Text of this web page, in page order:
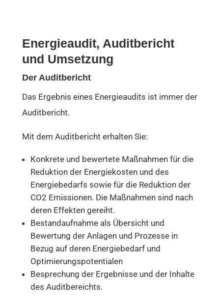
Energieaudit, Auditbericht
und Umsetzung
Der Auditbericht
Das Ergebnis eines Energieaudits ist immer der
Auditbericht.
Mit dem Auditbericht erhalten Sie:
Konkrete und bewertete Maßnahmen für die
Reduktion der Energiekosten und des
Energiebedarfs sowie für die Reduktion der
CO2 Emissionen. Die Maßnahmen sind nach
deren Effekten gereiht.
Bestandaufnahme als Übersicht und
Bewertung der Anlagen und Prozesse in
Bezug auf deren Energiebedarf und
Optimierungspotentialen
Besprechung der Ergebnisse und der Inhalte
des Auditbereichts.